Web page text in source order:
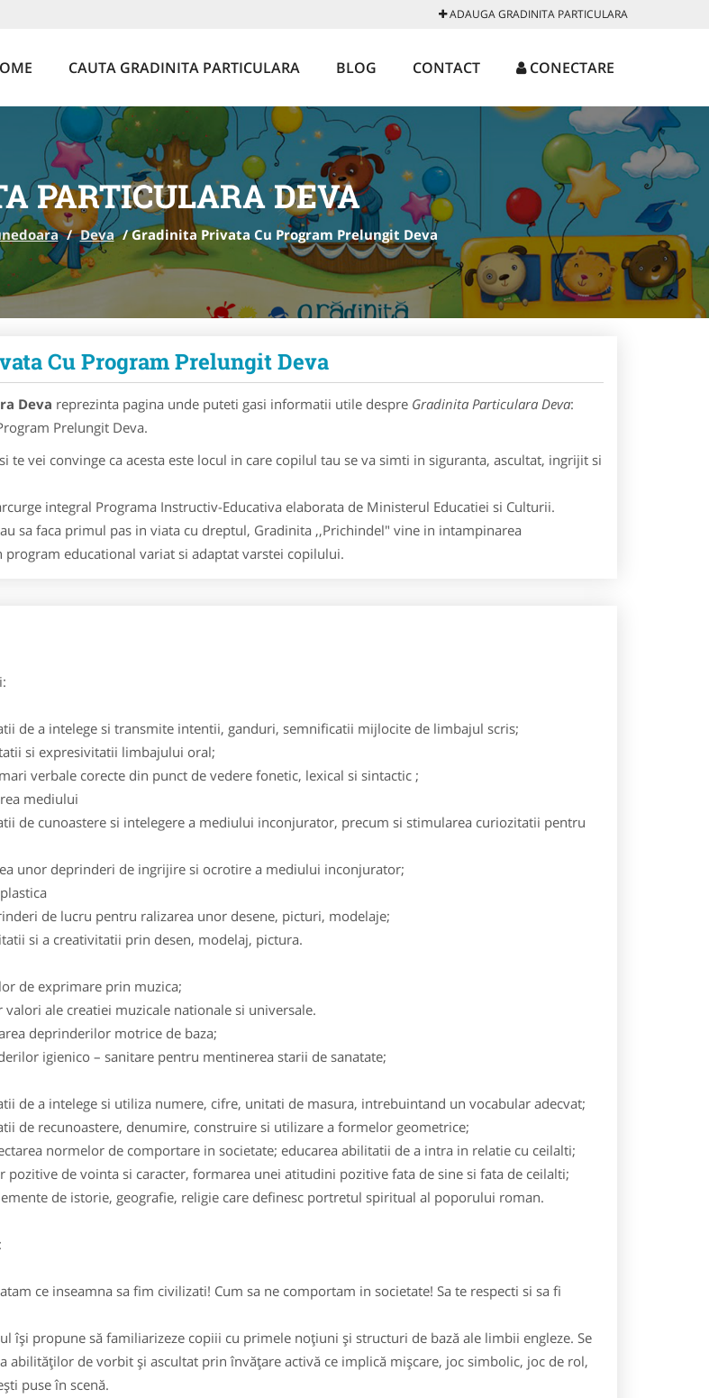
ADAUGA GRADINITA PARTICULARA
CAUTA GRADINITA PARTICULARA BLOG CONTACT CONECTARE
PARTICULARA DEVA
/ Deva /Gradinita Privata Cu Program Prelungit Deva
Cu Program Prelungit Deva
Deva reprezinta pagina unde puteti gasi informatii utile despre Gradinita Particulara Deva:
Prelungit Deva.
te vei convinge ca acesta este locul in care copilul tau se va simti in siguranta, ascultat, ingrijit si
integral Programa Instructiv-Educativa elaborata de Ministerul Educatiei si Culturii.
sa faca primul pas in viata cu dreptul, Gradinita ,,Prichindel" vine in intampinarea
program educational variat si adaptat varstei copilului.
de a intelege si transmite intentii, ganduri, semnificatii mijlocite de limbajul scris;
si expresivitatii limbajului oral;
verbale corecte din punct de vedere fonetic, lexical si sintactic ;
mediului
de cunoastere si intelegere a mediului inconjurator, precum si stimularea curiozitatii pentru
unor deprinderi de ingrijire si ocrotire a mediului inconjurator;
de lucru pentru ralizarea unor desene, picturi, modelaje;
si a creativitatii prin desen, modelaj, pictura.
de exprimare prin muzica;
valori ale creatiei muzicale nationale si universale.
deprinderilor motrice de baza;
igienico – sanitare pentru mentinerea starii de sanatate;
de a intelege si utiliza numere, cifre, unitati de masura, intrebuintand un vocabular adecvat;
de recunoastere, denumire, construire si utilizare a formelor geometrice;
normelor de comportare in societate; educarea abilitatii de a intra in relatie cu ceilalti;
pozitive de vointa si caracter, formarea unei atitudini pozitive fata de sine si fata de ceilalti;
de istorie, geografie, religie care definesc portretul spiritual al poporului roman.
ce inseamna sa fim civilizati! Cum sa ne comportam in societate! Sa te respecti si sa fi
îşi propune să familiarizeze copiii cu primele noţiuni şi structuri de bază ale limbii engleze. Se
abilităţilor de vorbit şi ascultat prin învăţare activă ce implică mişcare, joc simbolic, joc de rol,
puse în scenă.